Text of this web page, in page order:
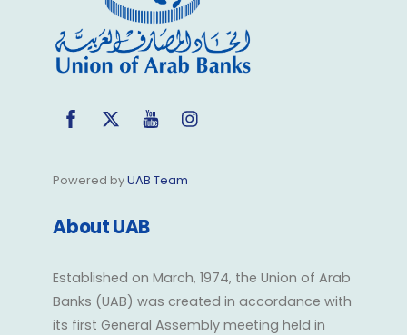
Facebook
Twitter YouTube
Powered byUAB Team
About UAB
Established on March, 1974, the Union of Arab
Banks (UAB) was created in accordance with
its first General Assembly meeting held in